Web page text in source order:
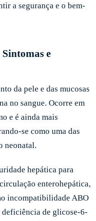
a segurança e o bem-
e
da pele e das mucosas
no sangue. Ocorre em
e é ainda mais
se como uma das
neonatal.
hepática para
enterohepática,
incompatibilidade ABO
deficiência de glicose-6-